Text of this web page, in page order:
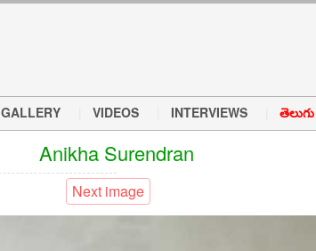
GALLERY VIDEOS INTERVIEWS
Anikha Surendran
Next image